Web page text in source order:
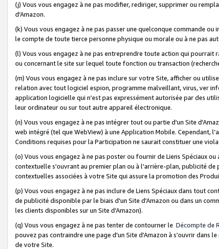
(j) Vous vous engagez à ne pas modifier, rediriger, supprimer ou
d'Amazon.
(k) Vous vous engagez à ne pas passer une quelconque commande
le compte de toute tierce personne physique ou morale ou à ne pas
(l) Vous vous engagez à ne pas entreprendre toute action qui
ou concernant le site sur lequel toute fonction ou transaction
(m) Vous vous engagez à ne pas inclure sur votre Site, afficher ou
relation avec tout logiciel espion, programme malveillant, virus, ver
application logicielle qui n'est pas expressément autorisée par des
leur ordinateur ou sur tout autre appareil électronique.
(n) Vous vous engagez à ne pas intégrer tout ou partie d'un Site
web intégré (tel que WebView) à une Application Mobile. Cependant,
Conditions requises pour la Participation ne saurait constituer une
(o) Vous vous engagez à ne pas poster ou fournir de Liens Spéciaux
contextuelle s'ouvrant au premier plan ou à l'arrière-plan, publicité
contextuelles associées à votre Site qui assure la promotion des
(p) Vous vous engagez à ne pas inclure de Liens Spéciaux dans tout
de publicité disponible par le biais d'un Site d'Amazon ou dans un
les clients disponibles sur un Site d'Amazon).
(q) Vous vous engagez à ne pas tenter de contourner le Décompte de
pouvez pas contraindre une page d'un Site d'Amazon à s'ouvrir dans
de votre Site.